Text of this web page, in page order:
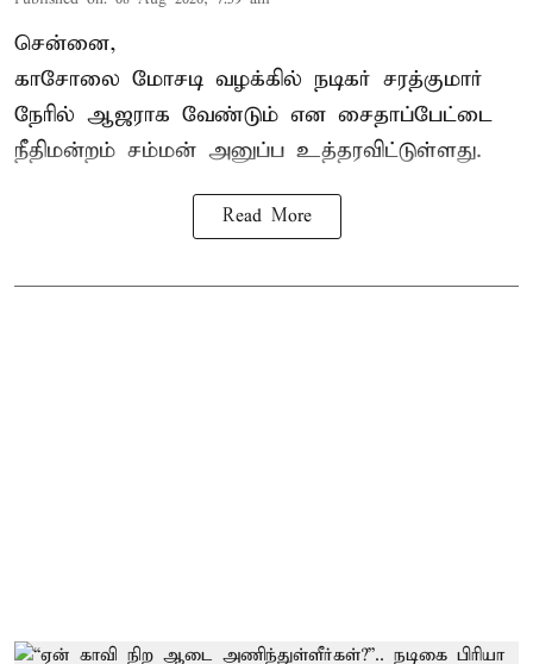
சென்னை,
காசோலை மோசடி வழக்கில் நடிகர் சரத்குமார்
நேரில் ஆஜராக வேண்டும் என சைதாப்பேட்டை
நீதிமன்றம் சம்மன் அனுப்ப உத்தரவிட்டுள்ளது.
Read More